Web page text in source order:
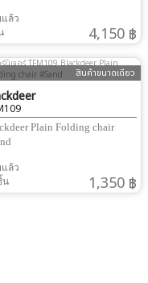
ล้ว
4,150 ฿
สินค้าขนาดเดียว
Plain Folding chair
ล้ว
น
1,350 ฿